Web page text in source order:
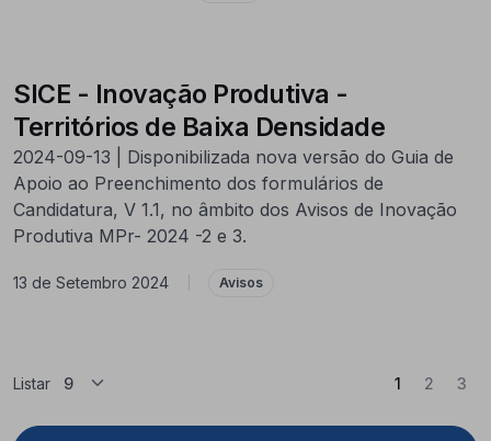
SICE - Inovação Produtiva -
Territórios de Baixa Densidade
2024-09-13 | Disponibilizada nova versão do Guia de
Apoio ao Preenchimento dos formulários de
Candidatura, V 1.1, no âmbito dos Avisos de Inovação
Produtiva MPr- 2024 -2 e 3.
13 de Setembro 2024 Avisos
Listar 1 (Atual)
2 3